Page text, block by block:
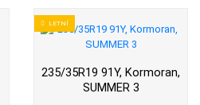
LETNÍ
235/35R19 91Y, Kormoran,
SUMMER 3